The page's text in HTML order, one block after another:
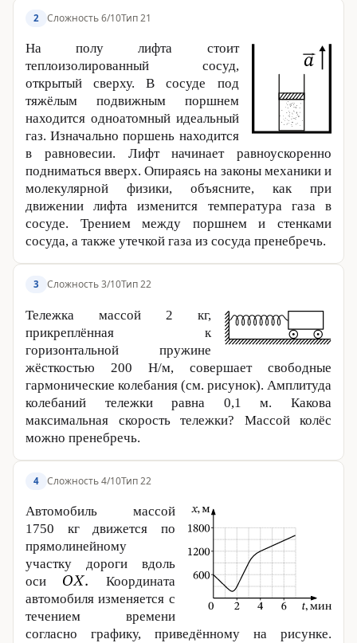
2 Сложность 6/10Тип 21
На полу лифта стоит
теплоизолированный сосуд,
открытый сверху. В сосуде под
тяжёлым подвижным поршнем
находится одноатомный идеальный
газ. Изначально поршень находится
в равновесии. Лифт начинает равноускоренно
подниматься вверх. Опираясь на законы механики и
молекулярной физики, объясните, как при
движении лифта изменится температура газа в
сосуде. Трением между поршнем и стенками
сосуда, а также утечкой газа из сосуда пренебречь.
3 Сложность 3/10Тип 22
Тележка массой 2 кг,
прикреплённая к
горизонтальной пружине
жёсткостью 200 Н/м, совершает свободные
гармонические колебания (см. рисунок). Амплитуда
колебаний тележки равна 0,1 м. Какова
максимальная скорость тележки? Массой колёс
можно пренебречь.
4 Сложность 4/10Тип 22
Автомобиль массой
1750 кгдвижется по
прямолинейному
участку дороги вдоль
оси
Координата
автомобиля изменяется с
течением времени
согласно графику, приведённому на рисунке.